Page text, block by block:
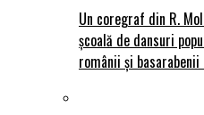
Un coregraf din R.
școală de dansuri
românii și